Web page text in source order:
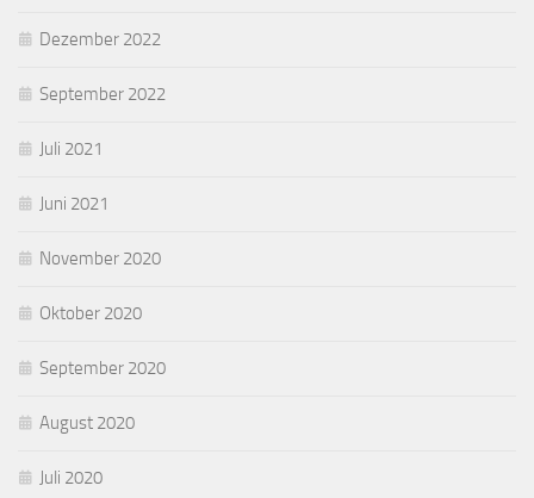
Dezember 2022
September 2022
Juli 2021
Juni 2021
November 2020
Oktober 2020
September 2020
August 2020
Juli 2020